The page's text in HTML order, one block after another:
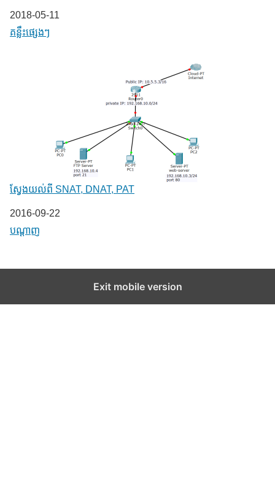
Date
2018-05-11
In relation to
គន្លឹះផ្សេងៗ
ស្វែងយល់ពី SNAT, DNAT, PAT
Date
2016-09-22
In relation to
បណ្តាញ
Exit mobile version